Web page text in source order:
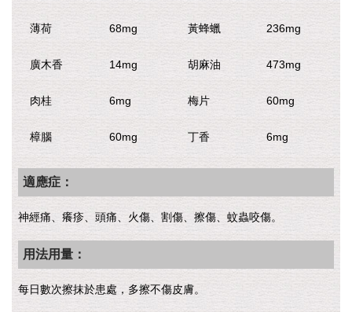
薄荷 68mg 黃蜂蠟 236mg
廣木香 14mg 胡麻油 473mg
肉桂 6mg 梅片 60mg
樟腦 60mg 丁香 6mg
適應症：
神經痛、癢疹、頭痛、火傷、割傷、擦傷、蚊蟲咬傷。
用法用量：
每日數次擦抹於患處，多擦不傷皮膚。